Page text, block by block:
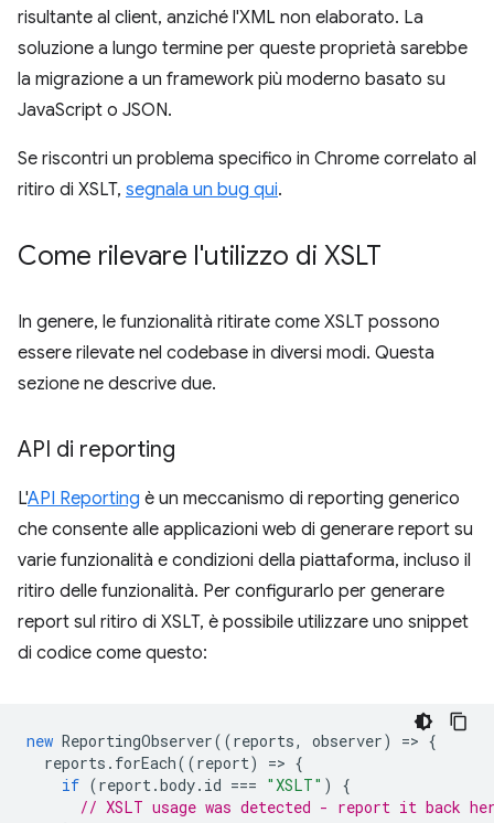
risultante al client, anziché l'XML non elaborato. La
soluzione a lungo termine per queste proprietà sarebbe
la migrazione a un framework più moderno basato su
JavaScript o JSON.
Se riscontri un problema specifico in Chrome correlato al
ritiro di XSLT, segnala un bug qui.
Come rilevare l'utilizzo di XSLT
In genere, le funzionalità ritirate come XSLT possono
essere rilevate nel codebase in diversi modi. Questa
sezione ne descrive due.
API di reporting
L'API Reporting è un meccanismo di reporting generico
che consente alle applicazioni web di generare report su
varie funzionalità e condizioni della piattaforma, incluso il
ritiro delle funzionalità. Per configurarlo per generare
report sul ritiro di XSLT, è possibile utilizzare uno snippet
di codice come questo:
new ReportingObserver((reports, observer) => {
reports . forEach((report) => {
if (report.body. id === "XSLT" )
{
// XSLT usage was detected - report it back